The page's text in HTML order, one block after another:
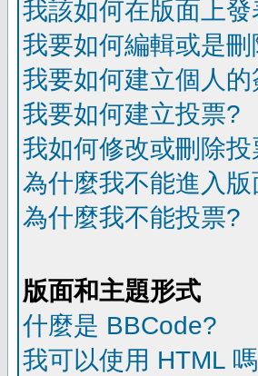
我該如何在版面上
我要如何編輯或是
我要如何建立個人
我要如何建立投票?
我如何修改或刪除投
為什麼我不能進入版
為什麼我不能投票?
版面和主題形式
什麼是 BBCode?
我可以使用 HTML